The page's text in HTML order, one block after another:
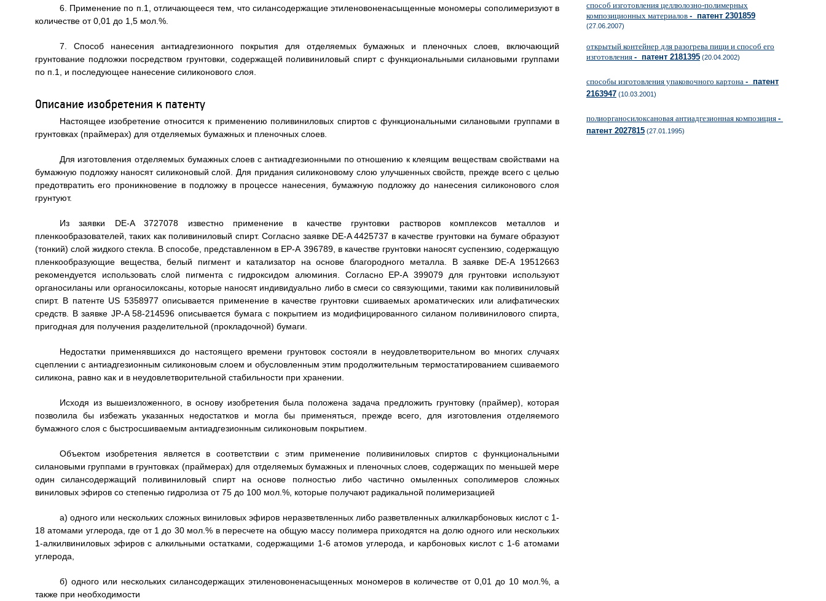
6. Применение по п.1, отличающееся тем, что силансодержащие этиленовоненасыщенные мономеры сополимеризуют в
количестве от 0,01 до 1,5 мол.%.
7. Способ нанесения антиадгезионного покрытия для отделяемых бумажных и пленочных слоев, включающий
грунтование подложки посредством грунтовки, содержащей поливиниловый спирт с функциональными силановыми группами
по п.1, и последующее нанесение силиконового слоя.
Описание изобретения к патенту
Настоящее изобретение относится к применению поливиниловых спиртов с функциональными силановыми группами в
грунтовках (праймерах) для отделяемых бумажных и пленочных слоев.
Для изготовления отделяемых бумажных слоев с антиадгезионными по отношению к клеящим веществам свойствами на
бумажную подложку наносят силиконовый слой. Для придания силиконовому слою улучшенных свойств, прежде всего с целью
предотвратить его проникновение в подложку в процессе нанесения, бумажную подложку до нанесения силиконового слоя
грунтуют.
Из заявки DE-A 3727078 известно применение в качестве грунтовки растворов комплексов металлов и
пленкообразователей, таких как поливиниловый спирт. Согласно заявке DE-A 4425737 в качестве грунтовки на бумаге образуют
(тонкий) слой жидкого стекла. В способе, представленном в ЕР-А 396789, в качестве грунтовки наносят суспензию, содержащую
пленкообразующие вещества, белый пигмент и катализатор на основе благородного металла. В заявке DE-A 19512663
рекомендуется использовать слой пигмента с гидроксидом алюминия. Согласно ЕР-А 399079 для грунтовки используют
органосиланы или органосилоксаны, которые наносят индивидуально либо в смеси со связующими, такими как поливиниловый
спирт. В патенте US 5358977 описывается применение в качестве грунтовки сшиваемых ароматических или алифатических
средств. В заявке JP-A 58-214596 описывается бумага с покрытием из модифицированного силаном поливинилового спирта,
пригодная для получения разделительной (прокладочной) бумаги.
Недостатки применявшихся до настоящего времени грунтовок состояли в неудовлетворительном во многих случаях
сцеплении с антиадгезионным силиконовым слоем и обусловленным этим продолжительным термостатированием сшиваемого
силикона, равно как и в неудовлетворительной стабильности при хранении.
Исходя из вышеизложенного, в основу изобретения была положена задача предложить грунтовку (праймер), которая
позволила бы избежать указанных недостатков и могла бы применяться, прежде всего, для изготовления отделяемого
бумажного слоя с быстросшиваемым антиадгезионным силиконовым покрытием.
Объектом изобретения является в соответствии с этим применение поливиниловых спиртов с функциональными
силановыми группами в грунтовках (праймерах) для отделяемых бумажных и пленочных слоев, содержащих по меньшей мере
один силансодержащий поливиниловый спирт на основе полностью либо частично омыленных сополимеров сложных
виниловых эфиров со степенью гидролиза от 75 до 100 мол.%, которые получают радикальной полимеризацией
а) одного или нескольких сложных виниловых эфиров неразветвленных либо разветвленных алкилкарбоновых кислот с 1-
18 атомами углерода, где от 1 до 30 мол.% в пересчете на общую массу полимера приходятся на долю одного или нескольких
1-алкилвиниловых эфиров с алкильными остатками, содержащими 1-6 атомов углерода, и карбоновых кислот с 1-6 атомами
углерода,
б) одного или нескольких силансодержащих этиленовоненасыщенных мономеров в количестве от 0,01 до 10 мол.%, а
также при необходимости
способ изготовления целлюлозно-полимерных
композиционных материалов - патент 2301859
(27.06.2007)
открытый контейнер для разогрева пищи и способ его
изготовления - патент 2181395 (20.04.2002)
способы изготовления упаковочного картона - патент
2163947 (10.03.2001)
полиорганосилоксановая антиадгезионная композиция -
патент 2027815 (27.01.1995)